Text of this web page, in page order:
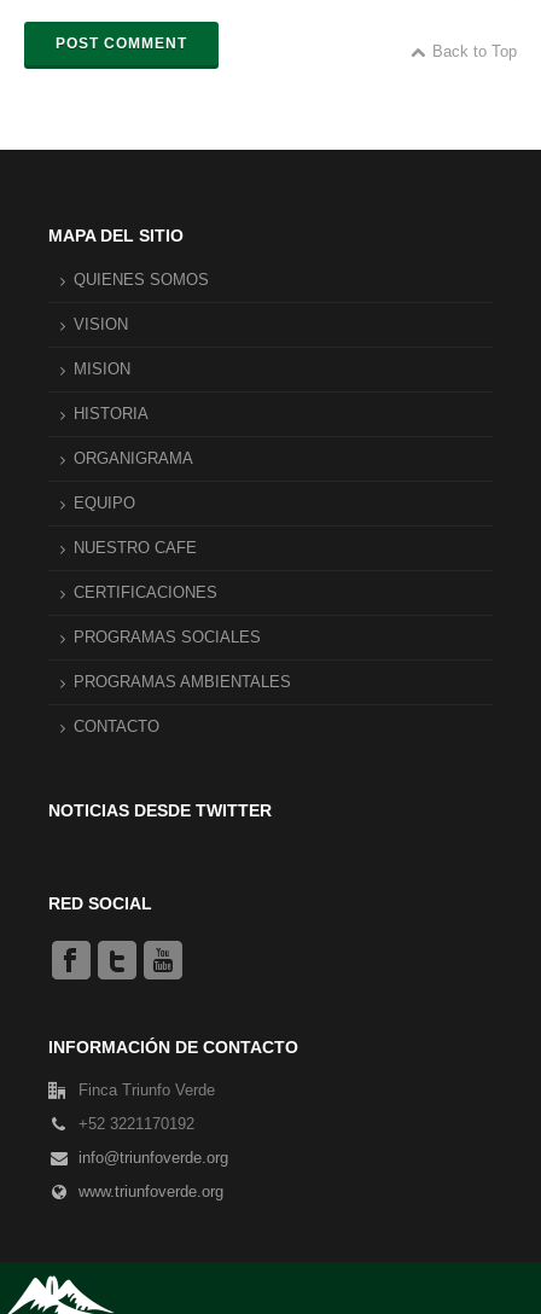
POST COMMENT Back to Top
MAPA DEL SITIO
QUIENES SOMOS
VISION
MISION
HISTORIA
ORGANIGRAMA
EQUIPO
NUESTRO CAFE
CERTIFICACIONES
PROGRAMAS SOCIALES
PROGRAMAS AMBIENTALES
CONTACTO
NOTICIAS DESDE TWITTER
RED SOCIAL
INFORMACIÓN DE CONTACTO
Finca Triunfo Verde
+52 3221170192
info@triunfoverde.org
www.triunfoverde.org